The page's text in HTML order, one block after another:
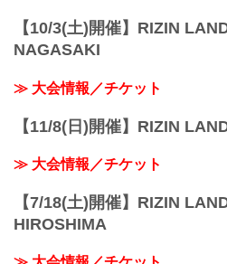
【10/3(土)開催】RIZIN
NAGASAKI
≫ 大会情報／チケット
【11/8(日)開催】RIZIN
≫ 大会情報／チケット
【7/18(土)開催】RIZIN
HIROSHIMA